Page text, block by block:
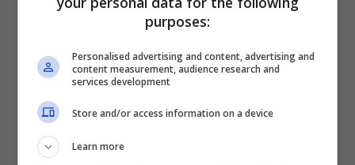
Anthony Fauci ha spiegato alla Nbc che “
un altro è logico che probabilmente sarà più
purposes:
Personalised advertising and content, advertising and
content measurement, audience research and
services development
Store and/or access information on a device
Learn more